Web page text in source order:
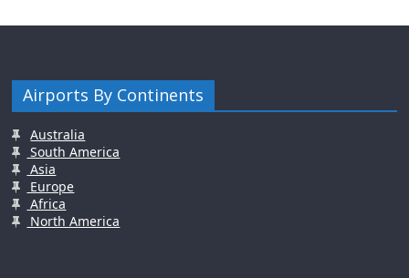
Airports By Continents
Australia
South America
Asia
Europe
Africa
North America